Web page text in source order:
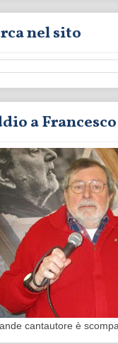
nel sito
a
cantautore è